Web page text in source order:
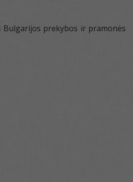
prekybos ir pramonės